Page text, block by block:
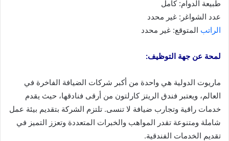
طبيعة الدوام: كامل
عدد الشواغر: غير محدد
الراتب المتوقع: غير محدد
لمحة عن جهة التوظيف:
ماريوت الدولية هي واحدة من أكبر شركات الضيافة الفاخرة في
العالم، ويعتبر فندق الريتز كارلتون من أرقى فنادقها، حيث يقدم
خدمات راقية وتجارب ضيافة لا تنسى. تلتزم الشركة بتقديم بيئة عمل
شاملة ومتنوعة تقدر المواهب والخبرات المتعددة وتعزز التميز في
تقديم الخدمات الفندقية.